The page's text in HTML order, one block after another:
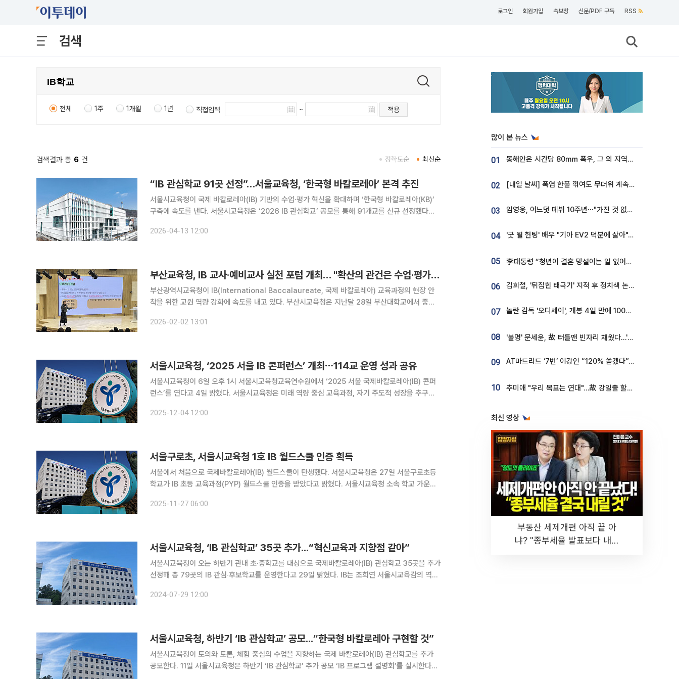
로그인 회원가입 속보창 신문/PDF 구독 RSS
검색
전체 1주 1개월 1년 직접입력 ~ 적용
검색결과 총 6 건 최신순
정확도순
“IB 관심학교 91곳 선정”…서울교육청, ‘한국형 바칼로레아’ 본격 추진
서울시교육청이 국제 바칼로레아(IB) 기반의 수업·평가 혁신을 확대하며 ‘한국형 바칼로레아(KB)’
구축에 속도를 낸다. 서울시교육청은 ‘2026 IB 관심학교’ 공모를 통해 91개교를 신규 선정했다고
비영리 국제 교육재단인 IB에서 1968년부터
2026-04-13 12:00
부산교육청, IB 교사·예비교사 실천 포럼 개최… "확산의 관건은 수업·평가 실행력"
부산광역시교육청이 IB(International Baccalaureate, 국제 바칼로레아) 교육과정의 현장 안
착을 위한 교원 역량 강화에 속도를 내고 있다. 부산시교육청은 지난달 28일 부산대학교에서 중등
다고 2일 밝혔다. 이번 포럼은 부산시교육청과
2026-02-02 13:01
서울시교육청, ‘2025 서울 IB 콘퍼런스’ 개최⋯114교 운영 성과 공유
서울시교육청이 6일 오후 1시 서울시교육청교육연수원에서 ‘2025 서울 국제바칼로레아(IB) 콘퍼
런스’를 연다고 4일 밝혔다. 서울시교육청은 미래 역량 중심 교육과정, 자기 주도적 성장을 추구하
키우는 서울형 수업･평가 모델 체제를 구축해 왔다. 이러한 노
2025-12-04 12:00
서울구로초, 서울시교육청 1호 IB 월드스쿨 인증 획득
서울에서 처음으로 국제바칼로레아(IB) 월드스쿨이 탄생했다. 서울시교육청은 27일 서울구로초등
학교가 IB 초등 교육과정(PYP) 월드스쿨 인증을 받았다고 밝혔다. 서울시교육청 소속 학교 가운데
교를 의미한다. 서울교육청은 학교 단위 수업·평가
2025-11-27 06:00
서울시교육청, ‘IB 관심학교’ 35곳 추가...“혁신교육과 지향점 같아”
서울시교육청이 오는 하반기 관내 초‧중학교를 대상으로 국제바칼로레아(IB) 관심학교 35곳을 추가
선정해 총 79곳의 IB 관심‧후보학교를 운영한다고 29일 밝혔다. IB는 조희연 서울시교육감의 역점
이다. 서울교육청은 지난 10년의 혁신교육의 성과를 계
2024-07-29 12:00
서울시교육청, 하반기 ‘IB 관심학교’ 공모...“한국형 바칼로레아 구현할 것”
서울시교육청이 토의와 토론, 체험 중심의 수업을 지향하는 국제 바칼로레아(IB) 관심학교를 추가
공모한다. 11일 서울시교육청은 하반기 ‘IB 관심학교’ 추가 공모 ‘IB 프로그램 설명회’를 실시한다고
많이 본 뉴스
01 동해안은 시간당 80㎜ 폭우, 그 외 지역은 폭염…‘극과 극 날씨’
02 [내일 날씨] 폭염 한풀 꺾여도 무더위 계속⋯동해안 이틀 연속 비
03 임영웅, 어느덧 데뷔 10주년⋯"가진 것 없던 시절, 내 앞엔 20명의 팬뿐"
04 '굿 윌 헌팅' 배우 "기아 EV2 덕분에 살아"…교통사고 후 안전성 극찬
05 李대통령 “청년이 결혼 망설이는 일 없어야...제도상 불이익 조사”
06 김희철, '뒤집힌 태극기' 지적 후 정치색 논란…"좌우 떠나 우리나라 국기"
07 놀란 감독 '오디세이', 개봉 4일 만에 100만 돌파⋯'왕사남' 보다 빠르다
08 '불명' 문세윤, 故 터틀맨 빈자리 채웠다…'거북이' 눈물의 최종 우승
09 AT마드리드 ‘7번’ 이강인 “120% 쏟겠다”⋯시메오네 감독 “필요한 선수”
10 추미애 "우리 목표는 연대"…故 강일출 할머니 흉상 제막
최신 영상
부동산 세제개편 아직 끝 아
냐? "종부세율 발표보다 내릴